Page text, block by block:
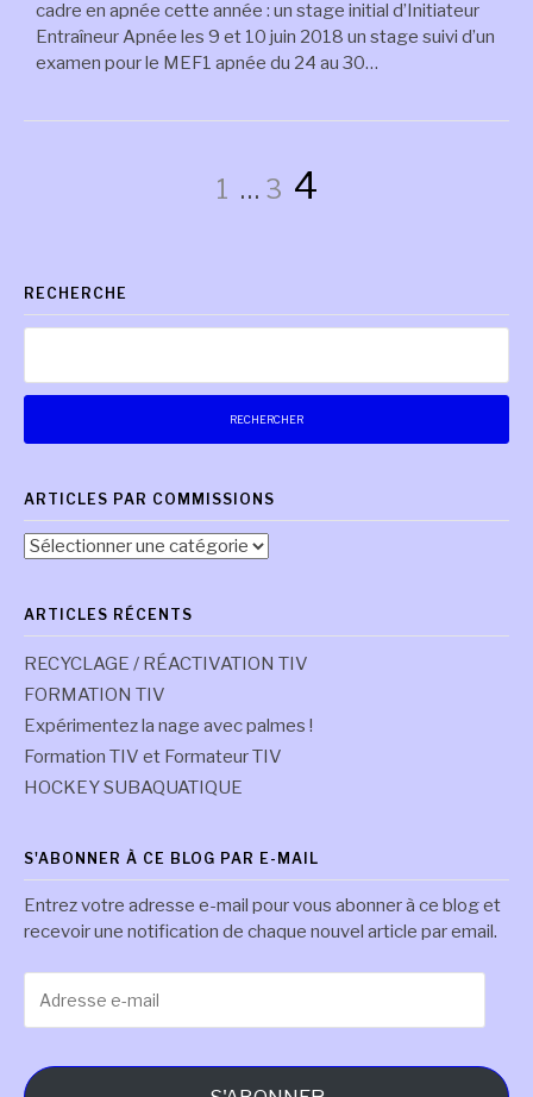
cadre en apnée cette année : un stage initial d’Initiateur
Entraîneur Apnée les 9 et 10 juin 2018 un stage suivi d’un
examen pour le MEF1 apnée du 24 au 30…
Pagination
des
publications
Page
1 … Page
3 Page
4
RECHERCHE
ARTICLES PAR COMMISSIONS
Articles
ARTICLES RÉCENTS
RECYCLAGE / RÉACTIVATION TIV
FORMATION TIV
Expérimentez la nage avec palmes !
Formation TIV et Formateur TIV
HOCKEY SUBAQUATIQUE
S'ABONNER À CE BLOG PAR E-MAIL
Entrez votre adresse e-mail pour vous abonner à ce blog et
recevoir une notification de chaque nouvel article par email.
e-